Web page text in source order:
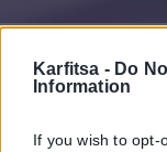
Karfitsa - Do
Information
If you wish to